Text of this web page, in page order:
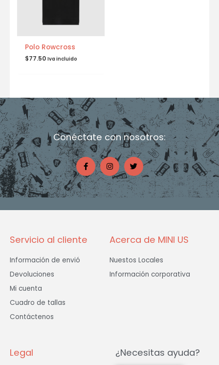
Polo Rowcross
$77.50 Iva incluido
Conéctate con nosotros:
F
a
c
e
b
o
o
-
I
n
s
t
a
g
r
m
T
w
i
t
t
e
Servicio al cliente
Información de envió
Devoluciones
Mi cuenta
Cuadro de tallas
Contáctenos
Acerca de MINI US
Nuestos Locales
Información corporativa
Legal ¿Necesitas ayuda?